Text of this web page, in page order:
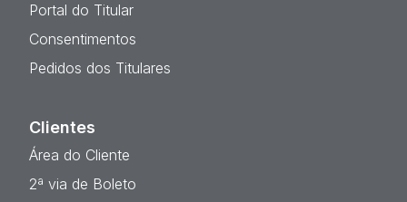
Portal do Titular
Consentimentos
Pedidos dos Titulares
Clientes
Área do Cliente
2ª via de Boleto